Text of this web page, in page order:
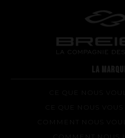
LA
CE QUE NOUS
CE QUE NOUS
COMMENT NOUS